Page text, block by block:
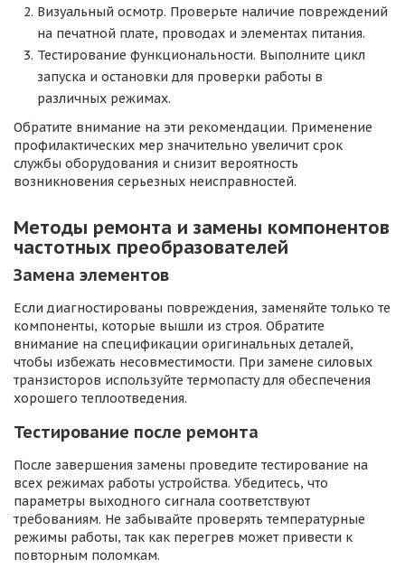
Визуальный осмотр. Проверьте наличие повреждений
на печатной плате, проводах и элементах питания.
Тестирование функциональности. Выполните цикл
запуска и остановки для проверки работы в
различных режимах.
Обратите внимание на эти рекомендации. Применение
профилактических мер значительно увеличит срок
службы оборудования и снизит вероятность
возникновения серьезных неисправностей.
Методы ремонта и замены компонентов
частотных преобразователей
Замена элементов
Если диагностированы повреждения, заменяйте только те
компоненты, которые вышли из строя. Обратите
внимание на спецификации оригинальных деталей,
чтобы избежать несовместимости. При замене силовых
транзисторов используйте термопасту для обеспечения
хорошего теплоотведения.
Тестирование после ремонта
После завершения замены проведите тестирование на
всех режимах работы устройства. Убедитесь, что
параметры выходного сигнала соответствуют
требованиям. Не забывайте проверять температурные
режимы работы, так как перегрев может привести к
повторным поломкам.